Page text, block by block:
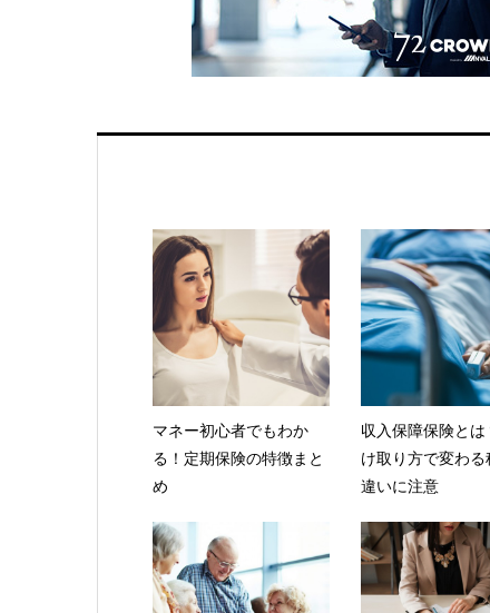
マネー初心者でもわか
る！定期保険の特徴まと
め
収入保障保険と
け取り方で変わる
違いに注意